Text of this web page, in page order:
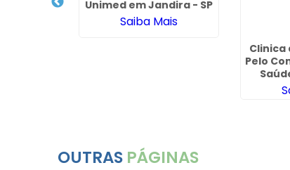
Unimed em Jandira - SP
Saiba Mais
Clinica
Pelo
OUTRAS PÁGINAS